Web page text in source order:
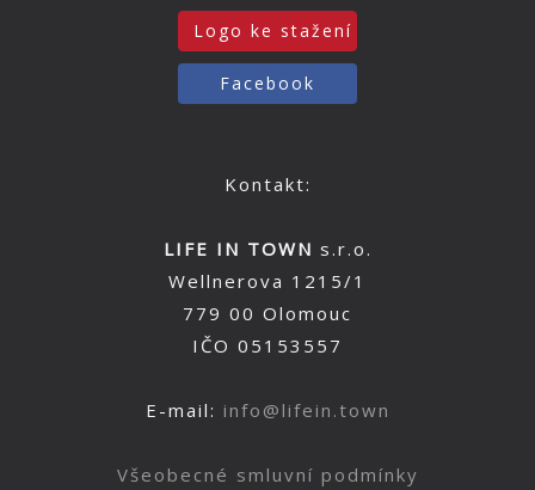
Logo ke stažení
Facebook
Kontakt:
LIFE IN TOWN s.r.o.
Wellnerova 1215/1
779 00 Olomouc
IČO 05153557
E-mail: info@lifein.town
Všeobecné smluvní podmínky